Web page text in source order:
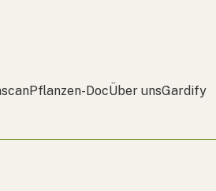
Pflanzen-DocÜber unsGardify